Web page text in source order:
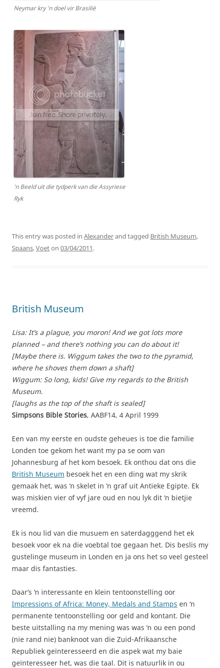
Neymar kry 'n doel vir Brasilië
'n Beeld uit die tydperk van die Assyriese
Ryk
This entry was posted in Alexanderand tagged British Museum,
Spaans,Voeton 03/04/2011.
British Museum
Lisa: It’s a plague, you moron! And we got lots more
planned – and there’s nothing you can do about it!
[Maybe there is. Wiggum takes the two to the pyramid,
where he shoves them down a shaft]
Wiggum: So long, kids! Give my regards to the British
Museum.
[laughs as the top of the shaft is sealed]
Simpsons Bible Stories, AABF14, 4 April 1999
Een van my eerste en oudste geheues is toe die familie
Londen toe gekom het want my pa se oom van
Johannesburg af het kom besoek. Ek onthou dat ons die
British Museum besoek het en een ding wat my skrik
gemaak het, was ‘n skelet in ‘n graf uit Antieke Egipte. Ek
was miskien vier of vyf jare oud en nou lyk dit ‘n bietjie
vreemd.
Ek is nou lid van die musuem en saterdagggend het ek
besoek voor ek na die voebtal toe gegaan het. Dis beslis my
gustelinge museum in Londen en ja ons het so veel gesteel
maar dis fantasties.
Daar’s ‘n interessante en klein tentoonstelling oor
Impressions of Africa: Money, Medals and Stamps en ‘n
permanente tentoonstelling oor geld and kontant. Die
beste uitstalling na my mening was was ‘n ou een pond
(nie rand nie) banknoot van die Zuid-Afrikaansche
Republiek geïnteresseerd en die aspek wat my baie
geïnteresseer het, was die taal. Dit is natuurlik in ou